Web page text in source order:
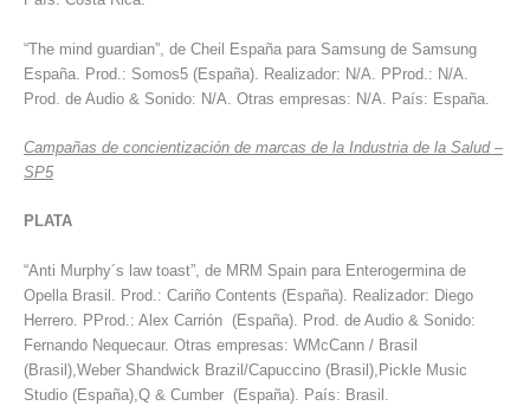
“The mind guardian”, de Cheil España para Samsung de Samsung
España. Prod.: Somos5 (España). Realizador: N/A. PProd.: N/A.
Prod. de Audio & Sonido: N/A. Otras empresas: N/A. País: España.
Campañas de concientización de marcas de la Industria de la Salud –
SP5
PLATA
“Anti Murphy´s law toast”, de MRM Spain para Enterogermina de
Opella Brasil. Prod.: Cariño Contents (España). Realizador: Diego
Herrero. PProd.: Alex Carrión (España). Prod. de Audio & Sonido:
Fernando Nequecaur. Otras empresas: WMcCann / Brasil
(Brasil),Weber Shandwick Brazil/Capuccino (Brasil),Pickle Music
Studio (España),Q & Cumber (España). País: Brasil.